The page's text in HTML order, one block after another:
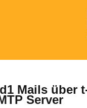
Mails über
Server
den